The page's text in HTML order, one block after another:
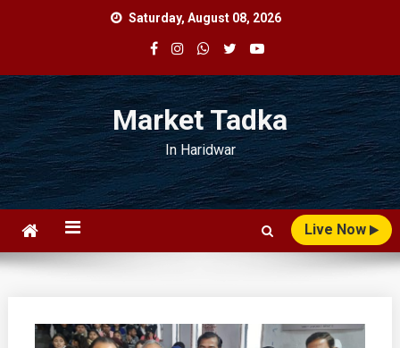
Saturday, August 08, 2026
Market Tadka
In Haridwar
Live Now